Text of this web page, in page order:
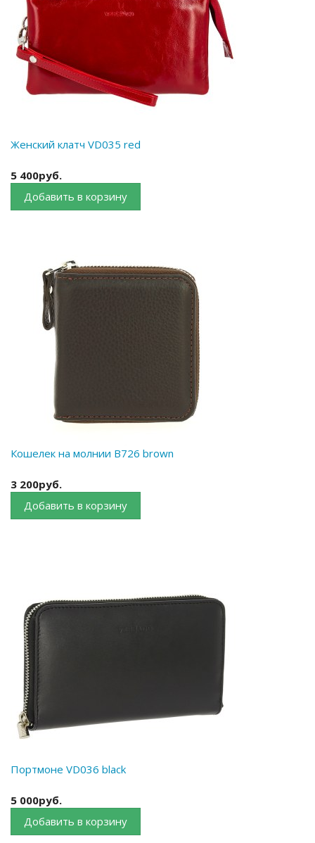
Женский клатч VD035 red
5 400руб.
Добавить в корзину
Кошелек на молнии B726 brown
3 200руб.
Добавить в корзину
Портмоне VD036 black
5 000руб.
Добавить в корзину